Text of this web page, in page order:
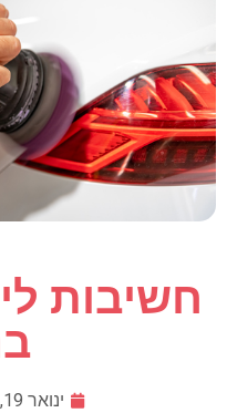
חשיבות
ינואר 19, 2023